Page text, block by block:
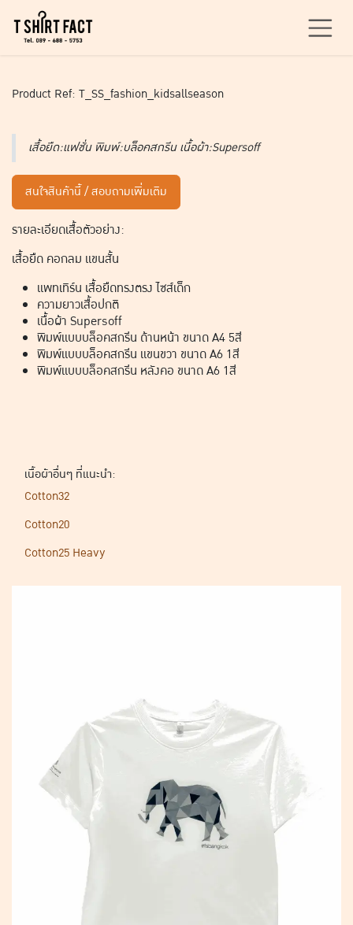
Skip to Content
Product Ref: T_SS_fashion_kidsallseason
เสื้อยืด:แฟชั่น พิมพ์:บล็อคสกรีน เนื้อผ้า:Supersoff
สนใจสินค้านี้ / สอบถามเพิ่มเติม
รายละเอียดเสื้อตัวอย่าง:
เสื้อยืด คอกลม แขนสั้น
แพทเทิร์น เสื้อยืดทรงตรง ไซส์เด็ก
ความยาวเสื้อปกติ
เนื้อผ้า Supersoff
พิมพ์แบบบล็อคสกรีน ด้านหน้า ขนาด A4 5สี
พิมพ์แบบบล็อคสกรีน แขนขวา ขนาด A6 1สี
พิมพ์แบบบล็อคสกรีน หลังคอ ขนาด A6 1สี
เนื้อผ้าอื่นๆ ที่แนะนำ:
Cotton32
Cotton20
Cotton25 Heavy